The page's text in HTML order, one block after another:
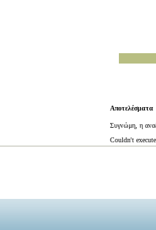
Αποτελέσματα
Συγνώμη, η
Couldn't